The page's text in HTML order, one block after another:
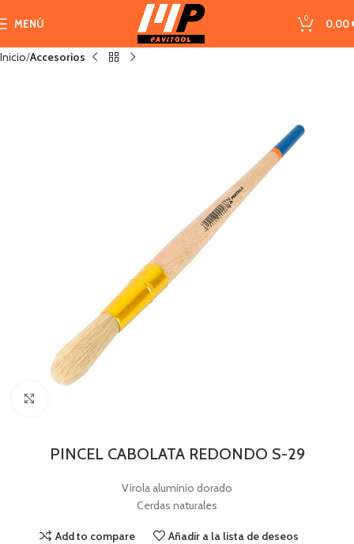
MENÚ 0 0,00
Inicio Accesorios
PINCEL CABOLATA REDONDO S-29
Virola aluminio dorado
Cerdas naturales
Add to compare Añadir a la lista de deseos